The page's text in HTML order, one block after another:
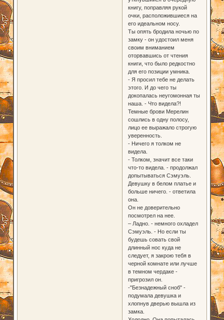
книгу, поправляя рукой
очки, расположившиеся на
его идеальном носу.
Ты опять бродила ночью по
замку - он удостоил меня
своим вниманием
оторвавшись от чтения
книги, что было редкостно
для его позиции умника.
- Я просил тебе не делать
этого. И до чего ты
докопалась неугомонная ты
наша. - Что видела?!
Темные брови Мерелин
сошлись в одну полосу,
лицо ее выражало строгую
уверенность.
- Ничего я толком не
видела.
- Толком, значит все таки
что-то видела. - продолжал
допытываться Сэмуэль.
Девушку в белом платье и
больше ничего. - ответила
она.
Он не доверительно
посмотрел на нее.
– Ладно. - немного охладел
Сэмуэль. - Но если ты
будешь совать свой
длинный нос куда не
следует, я закрою тебя в
черной комнате или лучше
в темном чердаке -
пригрозил он.
-"Безнадежный сноб" -
подумала девушка и
хлопнув дверью вышла из
замка.